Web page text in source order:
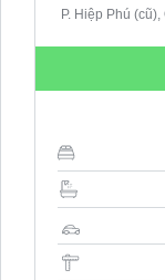
P. Hiệp Phú